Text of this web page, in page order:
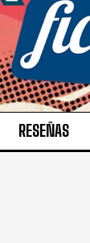
RESEÑAS